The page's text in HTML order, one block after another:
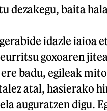
dezakegu, baita
idazle iaioa
goxoaren
badu, egileak
atal, hasierako
auguratzen digu.